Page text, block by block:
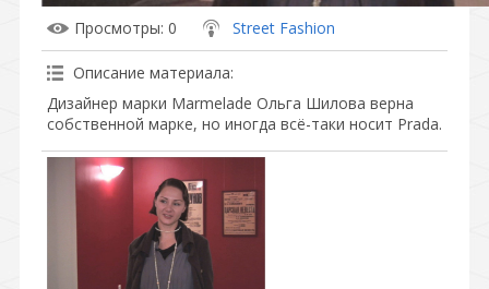
Просмотры: 0 Street Fashion
Описание материала:
Дизайнер марки Marmelade Ольга Шилова верна
собственной марке, но иногда всё-таки носит Prada.